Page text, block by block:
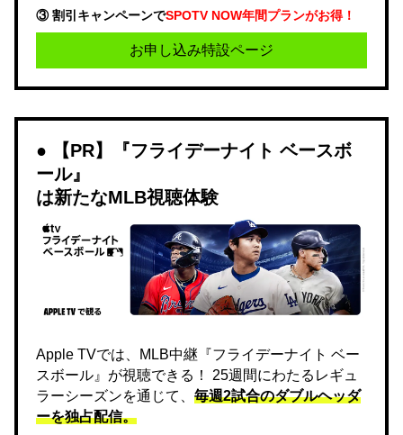
③ 割引キャンペーンでSPOTV NOW年間プランがお得！
お申し込み特設ページ
【PR】『フライデーナイト ベースボ
ール』
は新たなMLB視聴体験
Apple TVでは、MLB中継『フライデーナイト ベー
スボール』が視聴できる！ 25週間にわたるレギュ
ラーシーズンを通じて、 毎週2試合のダブルヘッダ
ーを独占配信。